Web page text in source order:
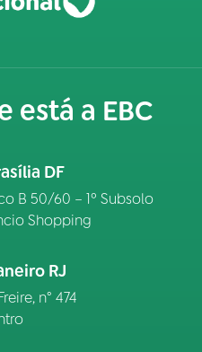
está a EBC
DF
B 50/60 – 1º Subsolo
Shopping
RJ
n° 474